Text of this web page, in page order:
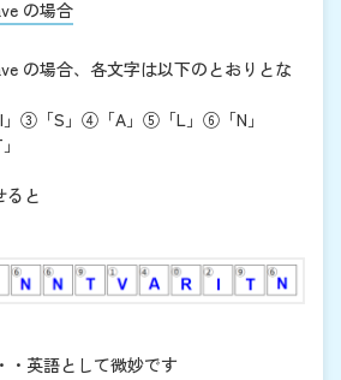
の場合
の場合、各文字は以下のとおりとな
③「S」④「A」⑤「L」⑥「N」
と
・英語として微妙です